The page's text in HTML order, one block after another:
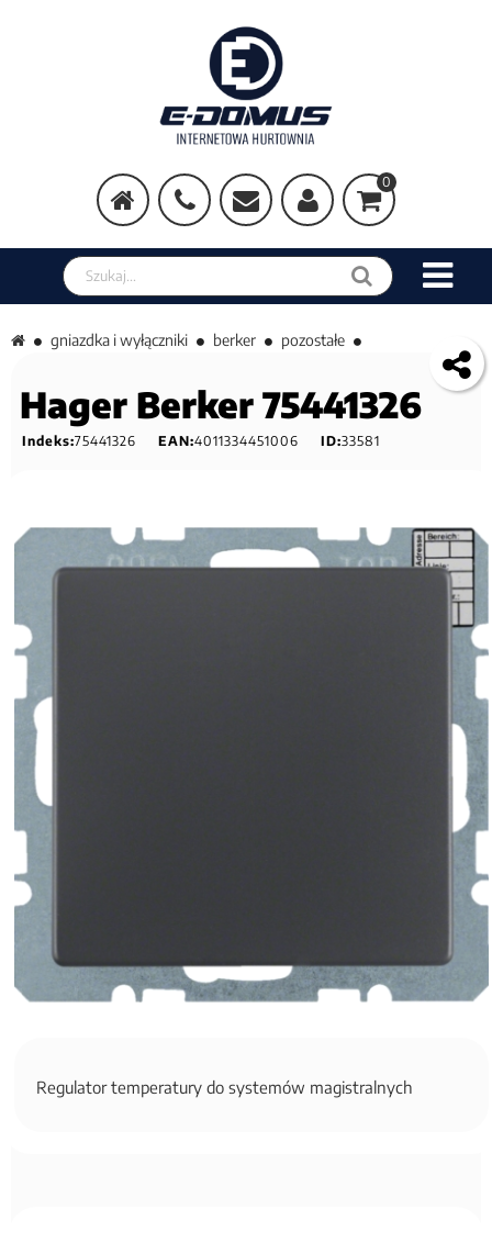
0
Szukaj w sklepie
gniazdka i wyłączniki berker pozostałe
Hager Berker 75441326
Indeks:75441326 EAN:4011334451006 ID:33581
Regulator temperatury do systemów magistralnych